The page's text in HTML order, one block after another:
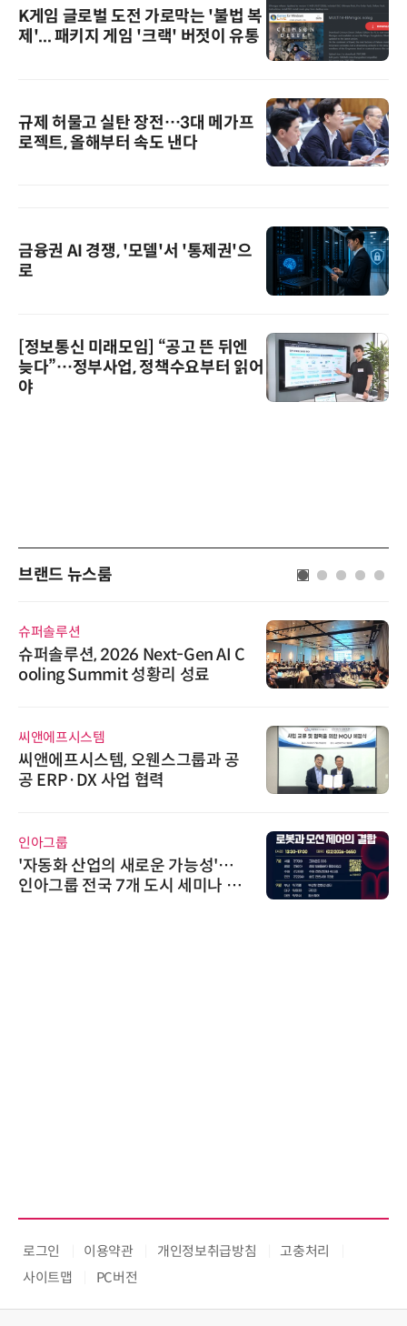
K게임 글로벌 도전 가로막는 '불법 복
제'... 패키지 게임 '크랙' 버젓이 유통
규제 허물고 실탄 장전…3대 메가프
로젝트, 올해부터 속도 낸다
금융권 AI 경쟁, '모델'서 '통제권'으
로
[정보통신 미래모임] “공고 뜬 뒤엔
늦다”…정부사업, 정책수요부터 읽어
야
브랜드 뉴스룸
슈퍼솔루션
슈퍼솔루션, 2026 Next-Gen AI C
ooling Summit 성황리 성료
씨앤에프시스템
씨앤에프시스템, 오웬스그룹과 공
공 ERP·DX 사업 협력
인아그룹
'자동화 산업의 새로운 가능성'…
인아그룹 전국 7개 도시 세미나 페
로그인 이용약관 개인정보취급방침
고충처리
사이트맵
PC버전